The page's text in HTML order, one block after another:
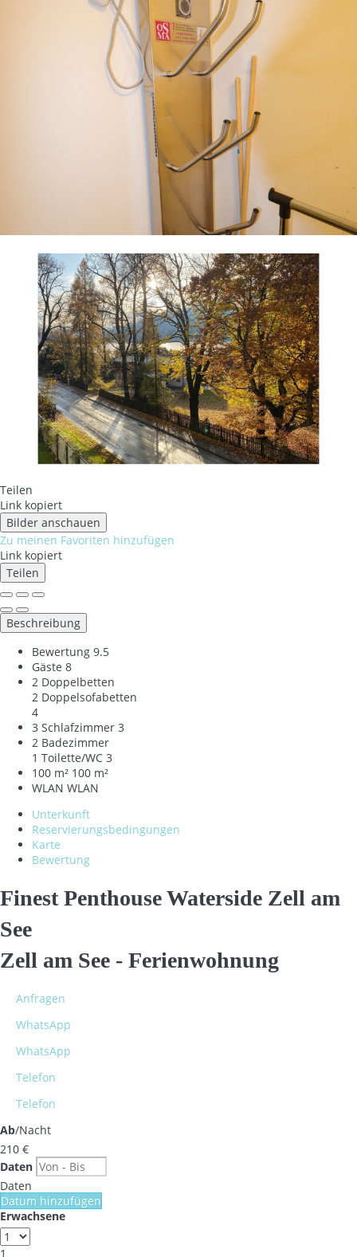
Teilen
Link kopiert
Bilder anschauen
Zu meinen Favoriten hinzufügen
Link kopiert
Teilen
Beschreibung
Bewertung 9.5
Gäste 8
2 Doppelbetten
2 Doppelsofabetten
4
3 Schlafzimmer 3
2 Badezimmer
1 Toilette/WC 3
100 m² 100 m²
WLAN WLAN
Unterkunft
Reservierungsbedingungen
Karte
Bewertung
Finest Penthouse Waterside Zell am
See
Zell am See - Ferienwohnung
Anfragen
WhatsApp
WhatsApp
Telefon
Telefon
Ab/Nacht
210 €
Daten
Daten
Datum hinzufügen
Erwachsene
1